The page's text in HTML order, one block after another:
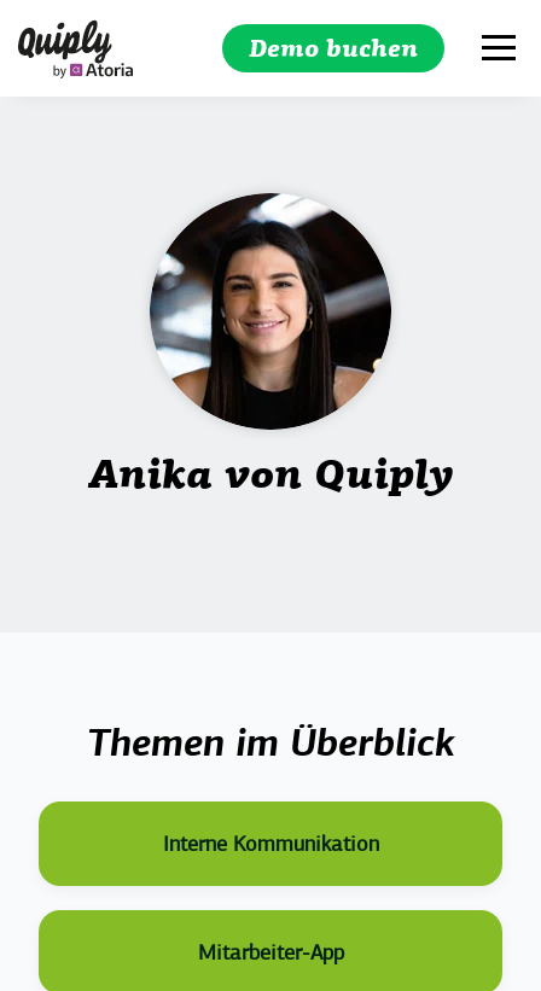
Demo buchen
Anika von Quiply
Themen im Überblick
Interne Kommunikation
Mitarbeiter-App